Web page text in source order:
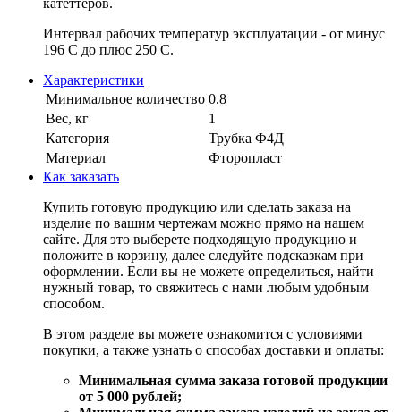
катеттеров.
Интервал рабочих температур эксплуатации - от минус
196 С до плюс 250 С.
Характеристики
Минимальное количество 0.8
Вес, кг
1
Категория
Трубка Ф4Д
Материал
Фторопласт
Как заказать
Купить готовую продукцию или сделать заказа на
изделие по вашим чертежам можно прямо на нашем
сайте. Для это выберете подходящую продукцию и
положите в корзину, далее следуйте подсказкам при
оформлении. Если вы не можете определиться, найти
нужный товар, то свяжитесь с нами любым удобным
способом.
В этом разделе вы можете ознакомится с условиями
покупки, а также узнать о способах доставки и оплаты:
Минимальная сумма заказа готовой продукции
от 5 000 рублей;